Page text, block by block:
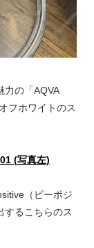
力の「AQVA
フホワイトのス
(写真左)
（ビーポジ
するこちらのス